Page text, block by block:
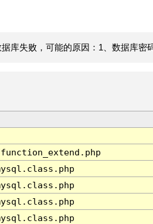
库失败，可能的原因：1、数据库密